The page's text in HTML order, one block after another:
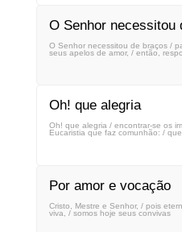
O Senhor necessitou
O Senhor necessitou de braços /
seus apelos de amor, / então,
Oh! que alegria
Oh! que alegria / encontrar-se os
Eucaristia que faz comunhão: /
Por amor e vocação
Cristo, Mestre e Senhor, / pois
viva, / somos hoje seus convivas